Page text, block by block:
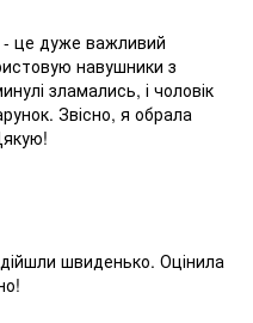
- це дуже важливий
навушники з
зламались, і чоловік
Звісно, я обрала
швиденько. Оцінила